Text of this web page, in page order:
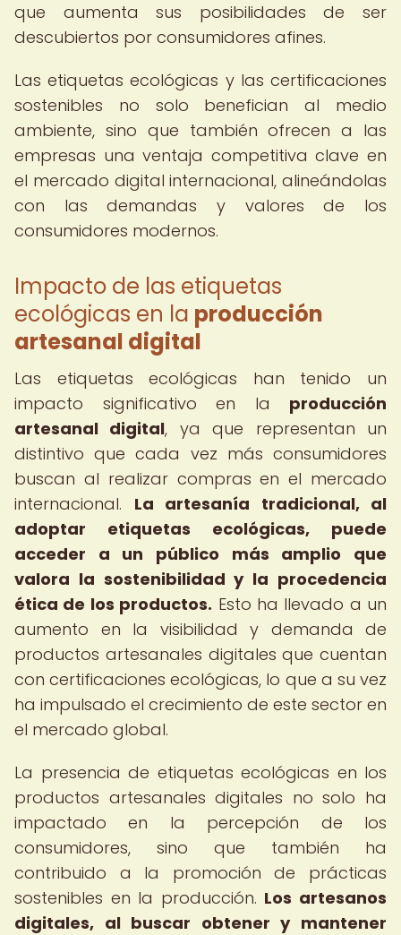
que aumenta sus posibilidades de ser
descubiertos por consumidores afines.
Las etiquetas ecológicas y las certificaciones
sostenibles no solo benefician al medio
ambiente, sino que también ofrecen a las
empresas una ventaja competitiva clave en
el mercado digital internacional, alineándolas
con las demandas y valores de los
consumidores modernos.
Impacto de las etiquetas
ecológicas en la producción
artesanal digital
Las etiquetas ecológicas han tenido un
impacto significativo en la producción
artesanal digital, ya que representan un
distintivo que cada vez más consumidores
buscan al realizar compras en el mercado
internacional. La artesanía tradicional, al
adoptar etiquetas ecológicas, puede
acceder a un público más amplio que
valora la sostenibilidad y la procedencia
ética de los productos. Esto ha llevado a un
aumento en la visibilidad y demanda de
productos artesanales digitales que cuentan
con certificaciones ecológicas, lo que a su vez
ha impulsado el crecimiento de este sector en
el mercado global.
La presencia de etiquetas ecológicas en los
productos artesanales digitales no solo ha
impactado en la percepción de los
consumidores, sino que también ha
contribuido a la promoción de prácticas
sostenibles en la producción. Los artesanos
digitales, al buscar obtener y mantener